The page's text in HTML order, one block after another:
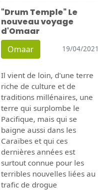
"Drum Temple" Le
nouveau voyage
d'Omaar
Omaar 19/04/2021
Il vient de loin, d'une terre
riche de culture et de
traditions millénaires, une
terre qui surplombe le
Pacifique, mais qui se
baigne aussi dans les
Caraïbes et qui ces
dernières années est
surtout connue pour les
terribles nouvelles liées au
trafic de drogue